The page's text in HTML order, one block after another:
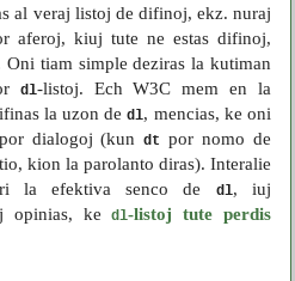
al veraj listoj de difinoj, ekz. nuraj
aferoj, kiuj tute ne estas difinoj,
tiam simple deziras la kutiman
dl-listoj. Ech W3C mem en la
la uzon dedl, mencias, ke oni
dialogoj (kundt por nomo de
kion la parolanto diras). Interalie
la efektiva senco de dl, iuj
opinias, kedl-listoj tute perdis